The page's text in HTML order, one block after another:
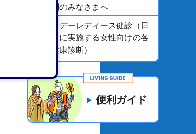
機関のみなさまへ
サンデーレディース健診（日
曜日に実施する女性向けの各
種健康診断）
便利ガイド